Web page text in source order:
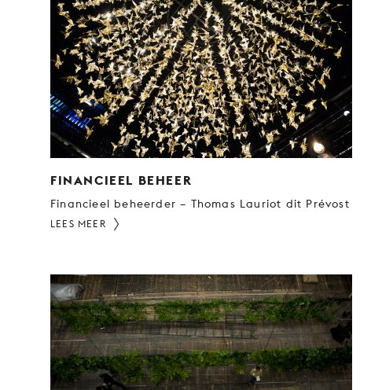
FINANCIEEL BEHEER
Financieel beheerder – Thomas Lauriot dit Prévost
LEES MEER